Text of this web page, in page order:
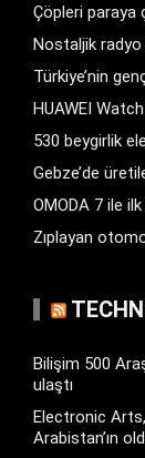
Çöpleri paraya
Nostaljik radyo
Türkiye’nin
HUAWEI
530 beygirlik
Gebze’de
OMODA 7 ile
Zıplayan
Bilişim 500
ulaştı
Electronic
Arabistan’ın